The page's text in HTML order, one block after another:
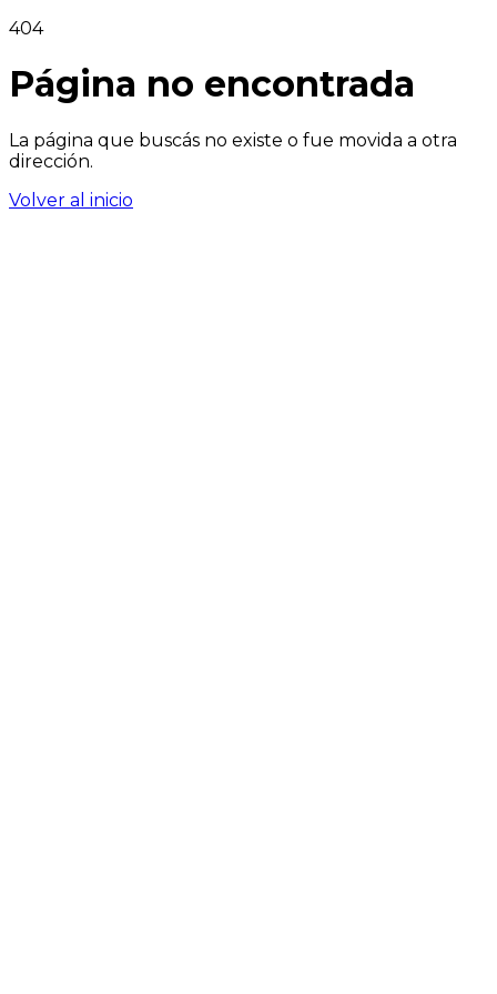
404
Página no encontrada
La página que buscás no existe o fue movida a otra
dirección.
Volver al inicio